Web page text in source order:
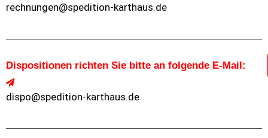
rechnungen@spedition-karthaus.de
Dispositionen richten Sie bitte an folgende E-Mail:
dispo@spedition-karthaus.de